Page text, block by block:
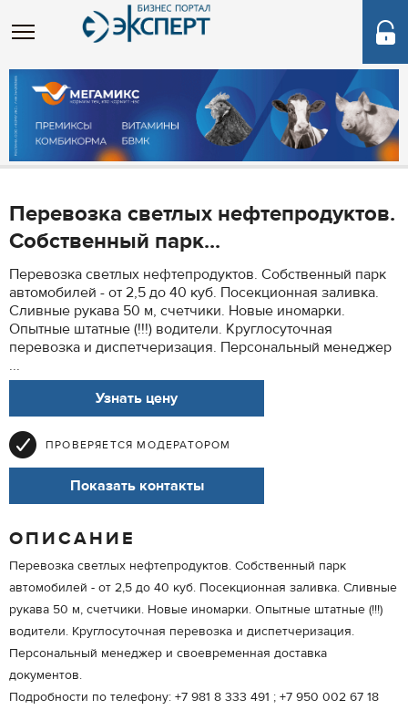
Перевозка светлых нефтепродуктов.
Собственный парк...
Перевозка светлых нефтепродуктов. Собственный парк
автомобилей - от 2,5 до 40 куб. Посекционная заливка.
Сливные рукава 50 м, счетчики. Новые иномарки.
Опытные штатные (!!!) водители. Круглосуточная
перевозка и диспетчеризация. Персональный менеджер
...
Узнать цену
ПРОВЕРЯЕТСЯ МОДЕРАТОРОМ
Показать контакты
ОПИСАНИЕ
Перевозка светлых нефтепродуктов. Собственный парк
автомобилей - от 2,5 до 40 куб. Посекционная заливка. Сливные
рукава 50 м, счетчики. Новые иномарки. Опытные штатные (!!!)
водители. Круглосуточная перевозка и диспетчеризация.
Персональный менеджер и своевременная доставка
документов.
Подробности по телефону: +7 981 8 333 491 ; +7 950 002 67 18